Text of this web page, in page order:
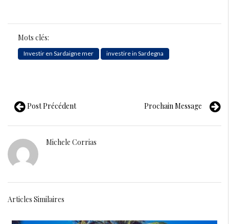
Mots clés:
Investir en Sardaigne mer investire in Sardegna
Post Précédent Prochain Message
Michele Corrias
Articles Similaires